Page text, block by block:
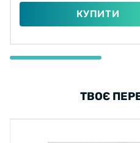
КУПИТИ
ТВОЄ